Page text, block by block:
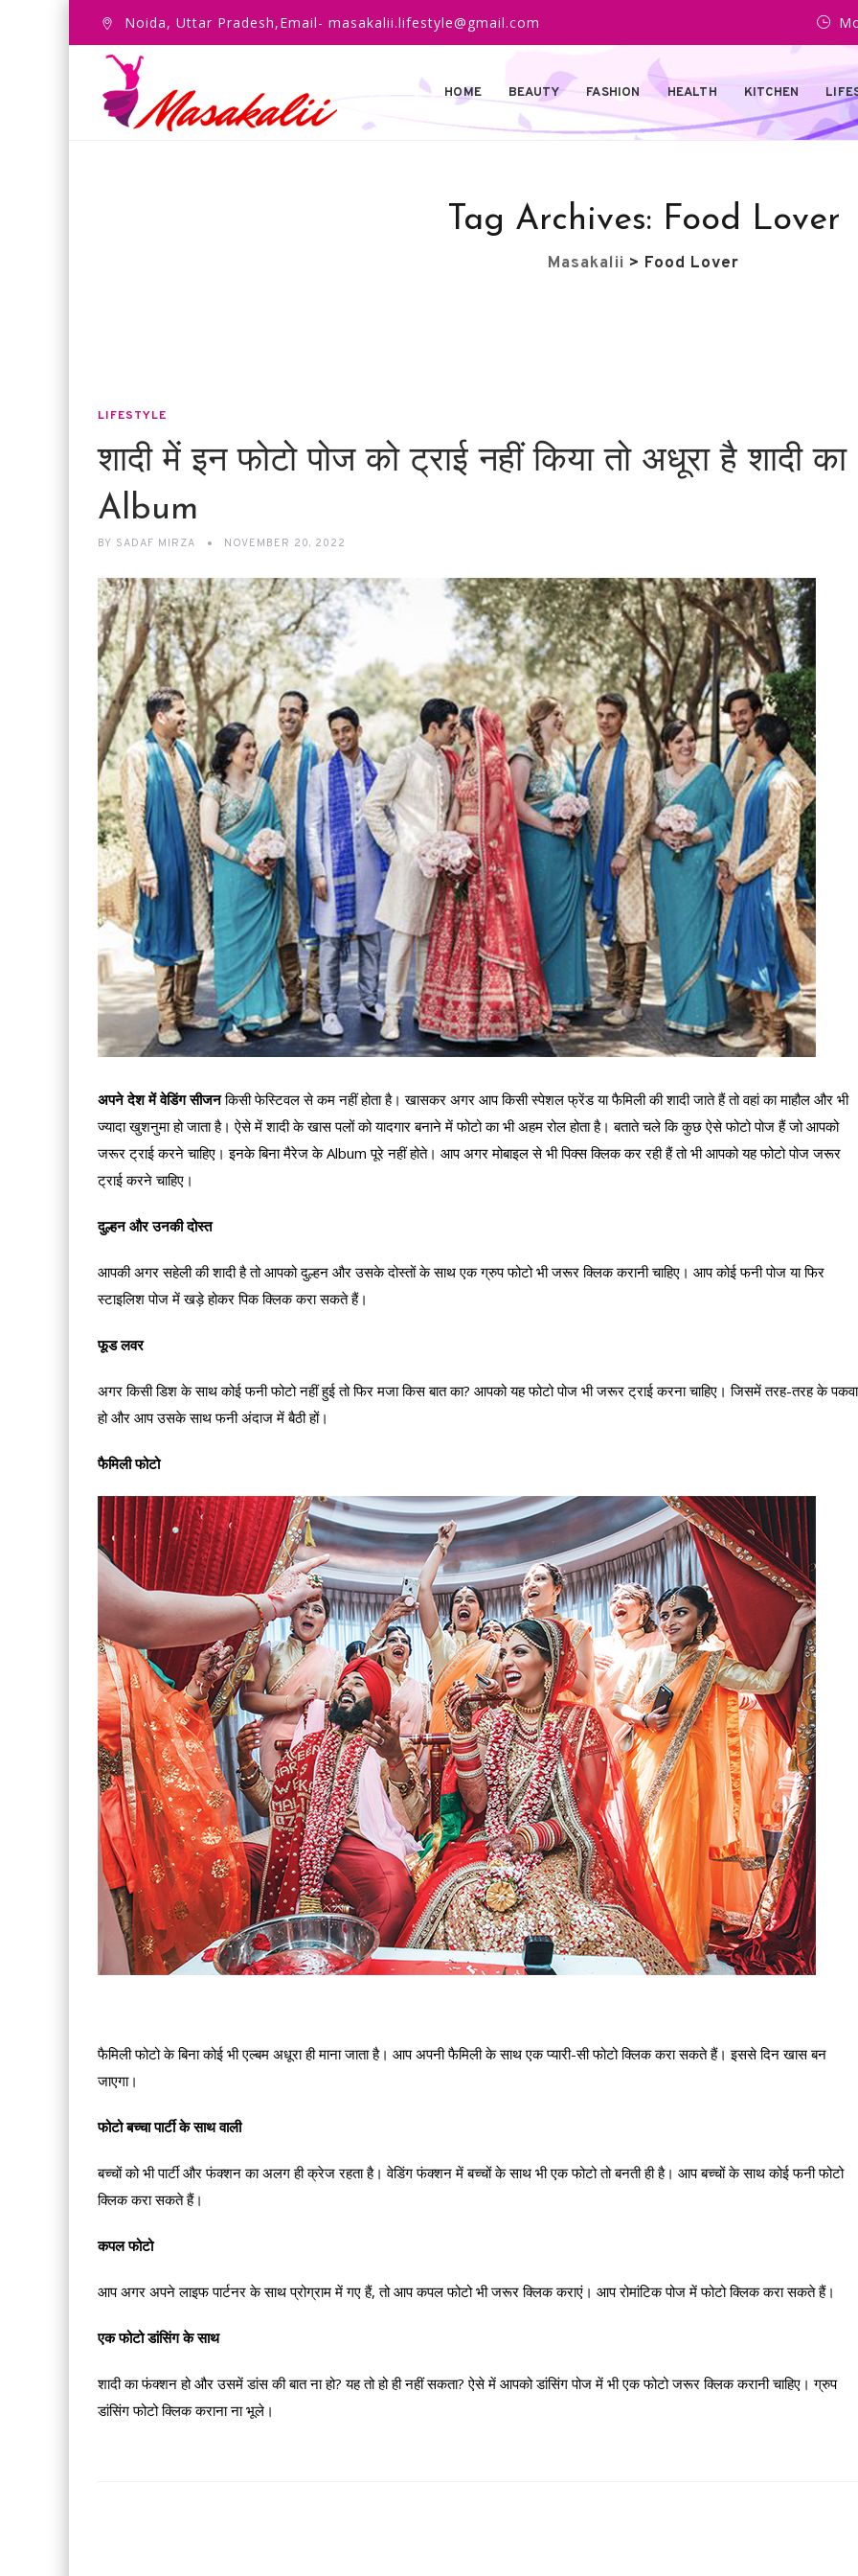
Noida, Uttar Pradesh,Email- masakalii.lifestyle@gmail.com
HOME BEAUTY FASHION HEALTH KITCHEN
Tag Archives: Food Lover
Masakalii > Food Lover
LIFESTYLE
शादी में इन फोटो पोज को ट्राई नहीं किया तो अधूरा है शादी का
Album
BY SADAF MIRZA NOVEMBER 20, 2022
अपने देश में वेडिंग सीजनकिसी फेस्टिवल से कम नहीं होता है। खासकर अगर आप किसी स्पेशल फ्रेंड या फैमिली की शादी जाते हैं तो वहां का माहौल और भी
ज्यादा खुशनुमा हो जाता है। ऐसे में शादी के खास पलों को यादगार बनाने में फोटो का भी अहम रोल होता है। बताते चले कि कुछ ऐसे फोटो पोज हैं जो आपको
जरूर ट्राई करने चाहिए। इनके बिना मैरेज के Album पूरे नहीं होते। आप अगर मोबाइल से भी पिक्स क्लिक कर रही हैं तो भी आपको यह फोटो पोज जरूर
ट्राई करने चाहिए।
दुल्हन और उनकी दोस्त
आपकी अगर सहेली की शादी है तो आपको दुल्हन और उसके दोस्तों के साथ एक ग्रुप फोटो भी जरूर क्लिक करानी चाहिए। आप कोई फनी पोज या फिर
स्टाइलिश पोज में खड़े होकर पिक क्लिक करा सकते हैं।
फूड लवर
अगर किसी डिश के साथ कोई फनी फोटो नहीं हुई तो फिर मजा किस बात का? आपको यह फोटो पोज भी जरूर ट्राई करना चाहिए। जिसमें तरह-तरह के
हो और आप उसके साथ फनी अंदाज में बैठी हों।
फैमिली फोटो
फैमिली फोटो के बिना कोई भी एल्बम अधूरा ही माना जाता है। आप अपनी फैमिली के साथ एक प्यारी-सी फोटो क्लिक करा सकते हैं। इससे दिन खास बन
जाएगा।
फोटो बच्चा पार्टी के साथ वाली
बच्चों को भी पार्टी और फंक्शन का अलग ही क्रेज रहता है। वेडिंग फंक्शन में बच्चों के साथ भी एक फोटो तो बनती ही है। आप बच्चों के साथ कोई फनी फोटो
क्लिक करा सकते हैं।
कपल फोटो
आप अगर अपने लाइफ पार्टनर के साथ प्रोग्राम में गए हैं, तो आप कपल फोटो भी जरूर क्लिक कराएं। आप रोमांटिक पोज में फोटो क्लिक करा सकते हैं।
एक फोटो डांसिंग के साथ
शादी का फंक्शन हो और उसमें डांस की बात ना हो? यह तो हो ही नहीं सकता? ऐसे में आपको डांसिंग पोज में भी एक फोटो जरूर क्लिक करानी चाहिए। ग्रुप
डांसिंग फोटो क्लिक कराना ना भूले।